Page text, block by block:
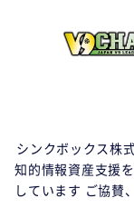
シンクボックス株
知的情報資産支援
しています ご協賛